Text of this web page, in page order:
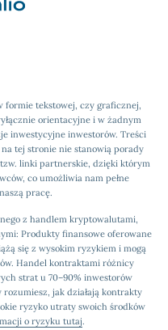
formie tekstowej, czy graficznej,
orientacyjne i w żadnym
inwestycyjne inwestorów. Treści
tej stronie nie stanowią porady
linki partnerskie, dzięki którym
co umożliwia nam pełne
pracę.
z handlem kryptowalutami,
Produkty finansowe oferowane
się z wysokim ryzykiem i mogą
Handel kontraktami różnicy
strat u 70–90% inwestorów
jak działają kontrakty
ryzyko utraty swoich środków
o ryzyku tutaj.